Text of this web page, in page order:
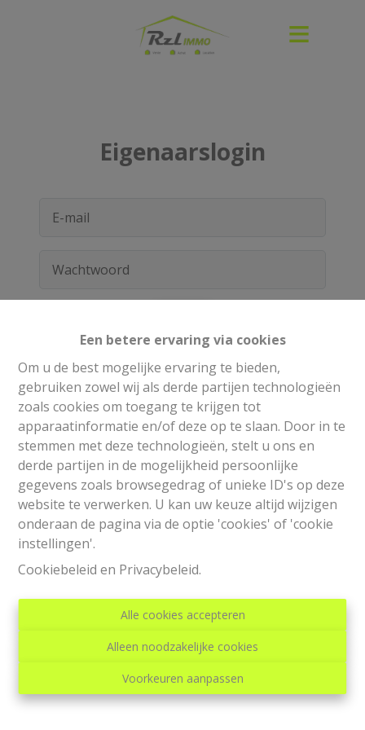
Een betere ervaring via cookies
Om u de best mogelijke ervaring te bieden,
gebruiken zowel wij als derde partijen technologieën
zoals cookies om toegang te krijgen tot
apparaatinformatie en/of deze op te slaan. Door in te
stemmen met deze technologieën, stelt u ons en
derde partijen in de mogelijkheid persoonlijke
gegevens zoals browsegedrag of unieke ID's op deze
website te verwerken. U kan uw keuze altijd wijzigen
onderaan de pagina via de optie 'cookies' of 'cookie
instellingen'.
Cookiebeleid en Privacybeleid.
Alle cookies accepteren
Alleen noodzakelijke cookies
Voorkeuren aanpassen
Eigenaarslogin
RZL immo
RZL immo
Avenue Paul Pastur, 37
6032 Mont-sur-Marchienne Belgique
Tél: +32(0)71/42 19 71